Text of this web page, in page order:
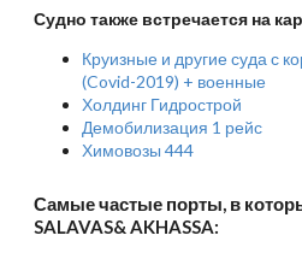
Судно также встречается на
Круизные и другие суда с
(Covid-2019) + военные
Холдинг Гидрострой
Демобилизация 1 рейс
Химовозы 444
Самые частые порты, в
SALAVAS& AKHASSA: